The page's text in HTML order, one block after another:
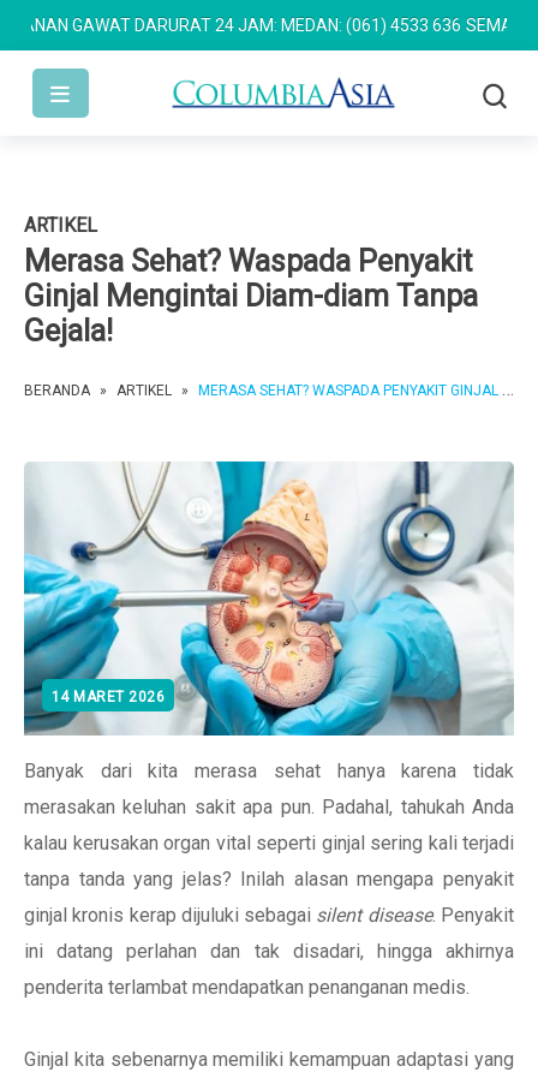
GAWAT DARURAT 24 JAM: MEDAN: (061) 4533 636 SEMARANG:
ARTIKEL
Merasa Sehat? Waspada Penyakit
Ginjal Mengintai Diam-diam Tanpa
Gejala!
BERANDA » ARTIKEL » MERASA SEHAT? WASPADA PENYAKIT GINJAL MENGINTAI DIAM-DIAM TANPA GEJALA!
14 MARET 2026
Banyak dari kita merasa sehat hanya karena tidak
merasakan keluhan sakit apa pun. Padahal, tahukah Anda
kalau kerusakan organ vital seperti ginjal sering kali terjadi
tanpa tanda yang jelas? Inilah alasan mengapa penyakit
ginjal kronis kerap dijuluki sebagai silent disease. Penyakit
ini datang perlahan dan tak disadari, hingga akhirnya
penderita terlambat mendapatkan penanganan medis.
Ginjal kita sebenarnya memiliki kemampuan adaptasi yang